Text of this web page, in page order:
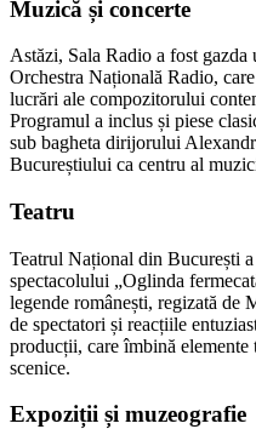
Muzică și concerte
Astăzi, Sala Radio a fost
Orchestra Națională Radio,
lucrări ale compozitorului
Programul a inclus și piese
sub bagheta dirijorului
Bucureștiului ca centru al
Teatru
Teatrul Național din București
spectacolului „Oglinda
legende românești, regizată de
de spectatori și reacțiile
producții, care îmbină
scenice.
Expoziții și muzeografie